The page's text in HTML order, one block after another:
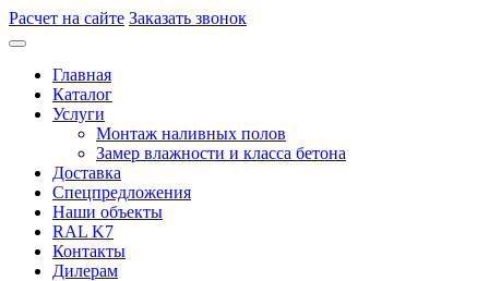
Расчет на сайте Заказать звонок
Главная
Каталог
Услуги
Монтаж наливных полов
Замер влажности и класса бетона
Доставка
Спецпредложения
Наши объекты
RAL K7
Контакты
Дилерам